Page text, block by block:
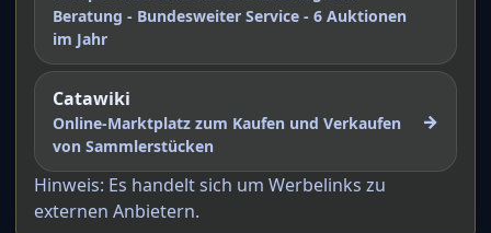
Beratung - Bundesweiter Service - 6 Auktionen
im Jahr
Catawiki
Online-Marktplatz zum Kaufen und Verkaufen
von Sammlerstücken
→
Hinweis: Es handelt sich um Werbelinks zu
externen Anbietern.